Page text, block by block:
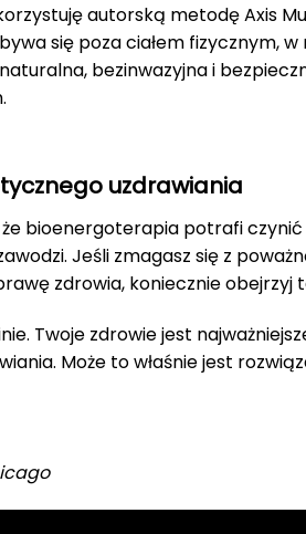
autorską metodę Axis
się poza ciałem fizycznym, w
bezinwazyjna i
uzdrawiania
bioenergoterapia potrafi
Jeśli zmagasz się z
zdrowia, koniecznie obejrzyj
Twoje zdrowie jest
Może to właśnie jest